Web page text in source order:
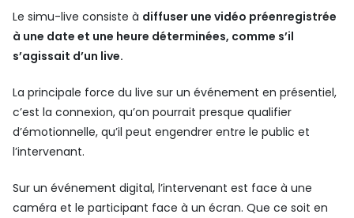
Le simu-live consiste à diffuser une vidéo préenregistrée
à une date et une heure déterminées, comme s’il
s’agissait d’un live.
La principale force du live sur un événement en présentiel,
c’est la connexion, qu’on pourrait presque qualifier
d’émotionnelle, qu’il peut engendrer entre le public et
l’intervenant.
Sur un événement digital, l’intervenant est face à une
caméra et le participant face à un écran. Que ce soit en